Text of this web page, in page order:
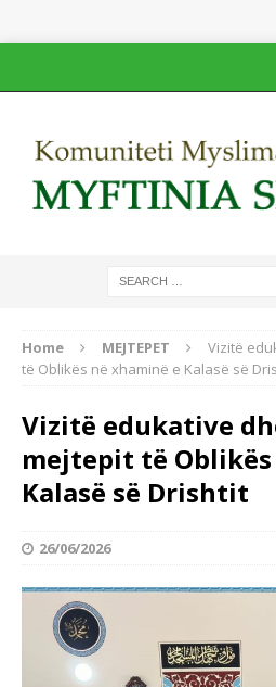
Home MEJTEPET
Vizitë
të Oblikës në xhaminë e Kalasë së
Vizitë edukative
mejtepit të
Kalasë së Drishtit
26/06/2026